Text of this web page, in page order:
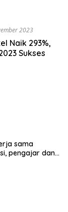
2023
Naik 293%,
Sukses
sama
pengajar dan